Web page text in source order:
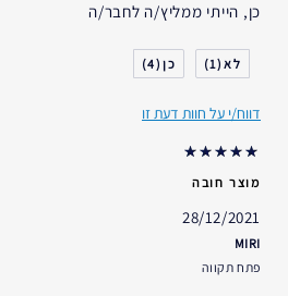
דאגות העור
גוון עור אחיד
כן, הייתי ממליץ/ה לחבר/ה
1
4
דווח/י על חוות דעת זו
מוצר חובה
28/12/2021
MIRI
פתח תקווה